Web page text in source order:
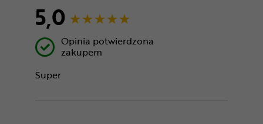
5,0
Opinia potwierdzona
zakupem
Super